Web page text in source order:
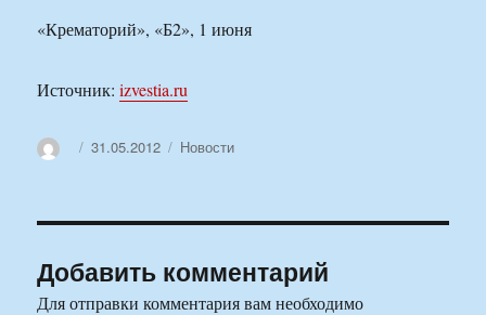
«Крематорий», «Б2», 1 июня
Источник:izvestia.ru
АвторОпубликовано
31.05.2012 Рубрики
Новости
Добавить комментарий
Для отправки комментария вам необходимо